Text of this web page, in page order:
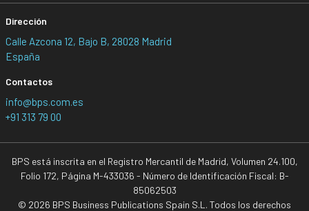
Dirección
Calle Azcona 12, Bajo B, 28028 Madrid
España
Contactos
info@bps.com.es
+91 313 79 00
BPS está inscrita en el Registro Mercantil de Madrid, Volumen 24.100,
Folio 172, Página M-433036 - Número de Identificación Fiscal: B-
85062503
© 2026 BPS Business Publications Spain S.L. Todos los derechos